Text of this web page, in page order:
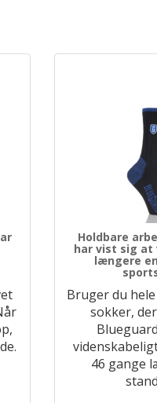
Holdbare
har vist sig at
længere
Bruger du
sokker,
46 gange